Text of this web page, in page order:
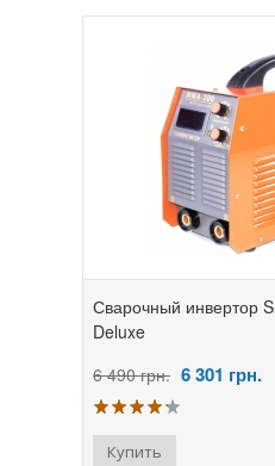
Сварочный инвертор
Deluxe
6 490 грн. 6 301 грн.